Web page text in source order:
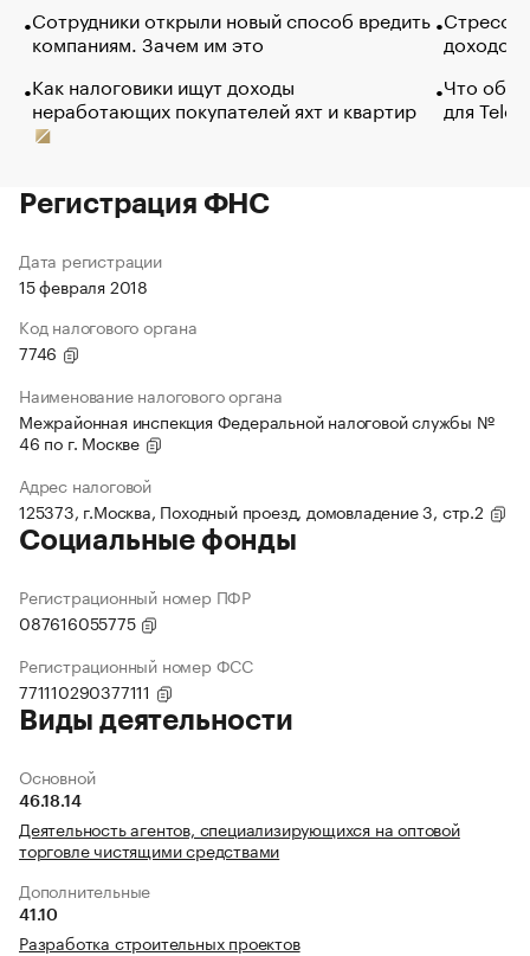
Сотрудники открыли новый способ вредить
компаниям. Зачем им это
Как налоговики ищут доходы
неработающих покупателей яхт и квартир
Стресс
доходов
Что
для
Регистрация ФНС
Дата регистрации
15 февраля 2018
Код налогового органа
7746
Наименование налогового органа
Межрайонная инспекция Федеральной налоговой службы №
46 по г. Москве
Адрес налоговой
125373, г.Москва, Походный проезд, домовладение 3, стр.2
Социальные фонды
Регистрационный номер ПФР
087616055775
Регистрационный номер ФСС
771110290377111
Виды деятельности
Основной
46.18.14
Деятельность агентов, специализирующихся на оптовой
торговле чистящими средствами
Дополнительные
41.10
Разработка строительных проектов